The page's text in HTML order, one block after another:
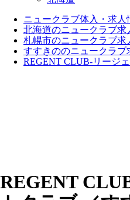
ニュークラブ体入・求人
北海道のニュークラブ求
札幌市のニュークラブ求
すすきののニュークラブ
REGENT CLUB-リージ
REGENT